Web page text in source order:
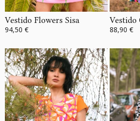
Vestido Flowers Sisa
94,50 €
Vestido
88,90 €